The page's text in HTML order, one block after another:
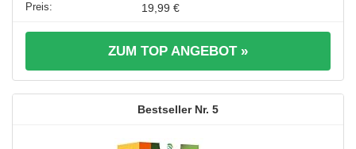
19,99 €
ZUM TOP ANGEBOT »
5